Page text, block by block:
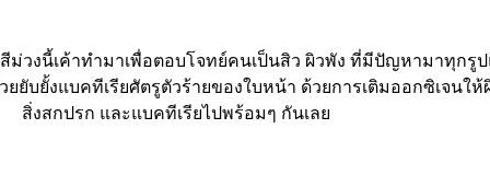
วงนี้เค้าทำมาเพื่อตอบโจทย์คนเป็นสิว ผิวพัง ที่มีปัญหามาทุกรู
ยับยั้งแบคทีเรียศัตรูตัวร้ายของใบหน้า ด้วยการเติมออกซิเจน
สิ่งสกปรก และแบคทีเรียไปพร้อมๆ กันเลย